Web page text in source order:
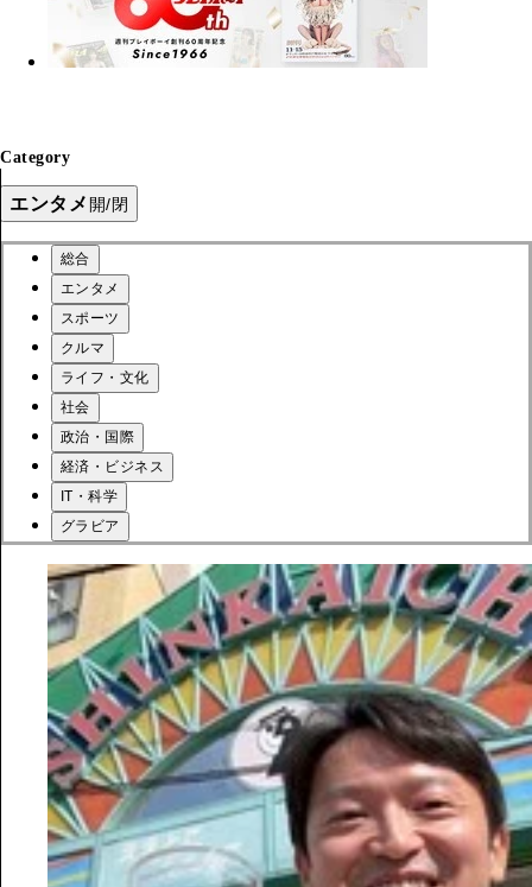
Category
エンタメ 開/閉
総合
エンタメ
スポーツ
クルマ
ライフ・文化
社会
政治・国際
経済・ビジネス
IT・科学
グラビア